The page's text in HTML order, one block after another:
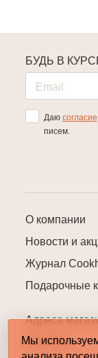
О компании
Новости и
Журнал
Подарочные
Адреса
Контакты
БУДЬ В
Даю согласие
писем.
Мы